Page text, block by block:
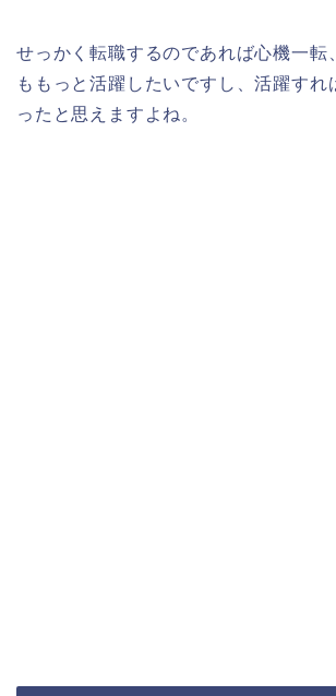
せっかく転職するのであれば心機一転
ももっと活躍したいですし、活躍すれ
ったと思えますよね。